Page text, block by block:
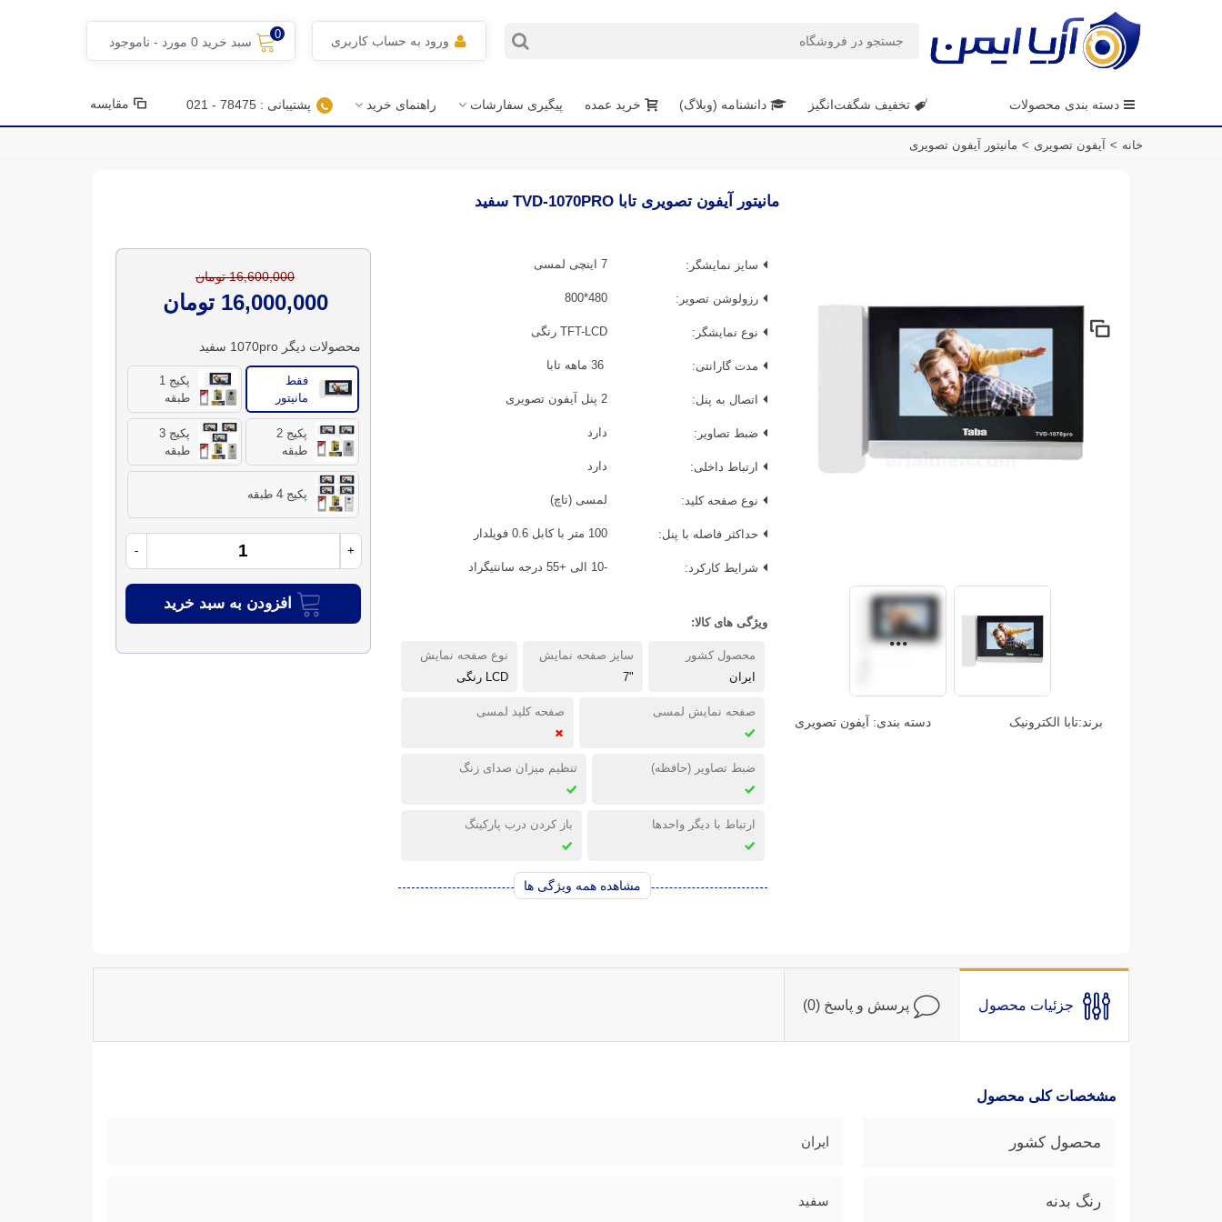
ورود به حساب کاربری
0
سبد خرید 0 مورد - ناموجود
دسته بندی محصولات تخفیف شگفت‌انگیز دانشنامه (وبلاگ) خرید عمده پیگیری سفارشات راهنمای خرید پشتیبانی : 78475 - 021 مقایسه
خانه > آیفون تصویری > مانیتور آیفون تصویری
برند:تابا الکترونیک دسته بندی: آیفون تصویری
مانیتور آیفون تصویری تابا TVD-1070PRO سفید
سایز نمایشگر: 7 اینچی لمسی
رزولوشن تصویر: 480*800
نوع نمایشگر: TFT-LCD رنگی
مدت گارانتی: 36 ماهه تابا
اتصال به پنل: 2 پنل آیفون تصویری
ضبط تصاویر: دارد
ارتباط داخلی: دارد
نوع صفحه کلید: لمسی (تاچ)
حداکثر فاصله با پنل: 100 متر با کابل 0.6 فویلدار
شرایط کارکرد: -10 الی +55 درجه سانتیگراد
ویژگی های کالا:
محصول کشور
ایران
سایز صفحه نمایش
"7
نوع صفحه نمایش
LCD رنگی
صفحه نمایش لمسی صفحه کلید لمسی
ضبط تصاویر (حافظه) تنظیم میزان صدای زنگ
ارتباط با دیگر واحدها باز کردن درب پارکینگ
مشاهده همه ویژگی ها
16,600,000 تومان
16,000,000 تومان
محصولات دیگر 1070pro سفید
فقط
مانیتور
پکیج 1
طبقه
پکیج 2
طبقه
پکیج 3
طبقه
پکیج 4 طبقه
- +
افزودن به سبد خرید
جزئیات محصول پرسش و پاسخ (0)
مشخصات کلی محصول
محصول کشور ایران
رنگ بدنه سفید